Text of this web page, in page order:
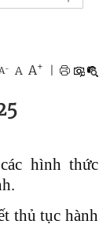
- A A+
hình thức
thủ tục hành